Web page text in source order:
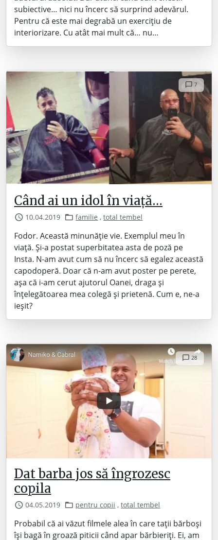
subiective… nici nu încerc să surprind adevărul.
Pentru că este mai degrabă un exercițiu de
interiorizare. Cu atât mai mult că… nu…
7
Când ai un idol în viață…
10.04.2019 familie ,total tembel
Fodor. Această minunăție vie. Exemplul meu în
viață. Și-a postat superbitatea asta de poză pe
Insta. N-am avut cum să nu încerc să egalez această
capodoperă. Doar că n-am avut poster pe perete,
așa că i-am cerut ajutorul Oanei, draga și
înțelegătoarea mea colegă și prietenă. Cum e, ne-a
ieșit?
28
Dat barba jos să îngrozesc
copila
04.05.2019 pentru copii ,total tembel
Probabil că ai văzut filmele alea în care tații bărboși
își bagă în groază piticii când apar bărbieriți. Ei, am